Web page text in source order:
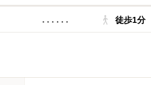
徒歩1分